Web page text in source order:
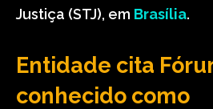
Justiça (STJ), em Brasília.
Entidade cita
conhecido como